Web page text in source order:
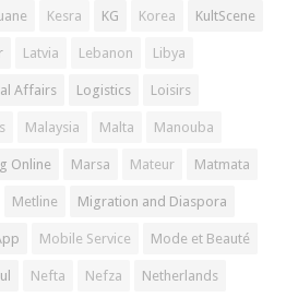
Kesra KG Korea KultScene
Latvia Lebanon Libya
Affairs Logistics Loisirs
Malaysia Malta Manouba
Online Marsa Mateur Matmata
Metline Migration and Diaspora
Mobile Service Mode et Beauté
Nefta Nefza Netherlands